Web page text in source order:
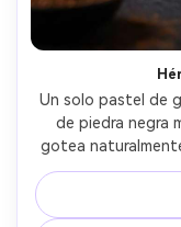
Un solo pastel de
de piedra negra
gotea
de mantequilla,
cacao sutil,
dramática del